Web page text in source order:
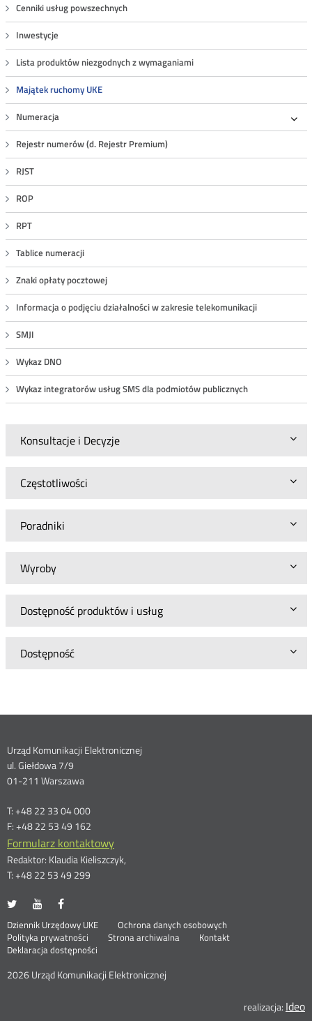
Cenniki usług powszechnych
Inwestycje
Lista produktów niezgodnych z wymaganiami
Majątek ruchomy UKE
Numeracja
Rejestr numerów (d. Rejestr Premium)
RJST
ROP
RPT
Tablice numeracji
Znaki opłaty pocztowej
Informacja o podjęciu działalności w zakresie telekomunikacji
SMJI
Wykaz DNO
Wykaz integratorów usług SMS dla podmiotów publicznych
Konsultacje i Decyzje
Częstotliwości
Poradniki
Wyroby
Dostępność produktów i usług
Dostępność
Dane
kontaktowe
Urząd Komunikacji Elektronicznej
ul. Giełdowa 7/9
01-211 Warszawa
T: +48 22 33 04 000
F: +48 22 53 49 162
Formularz kontaktowy
Redaktor: Klaudia Kieliszczyk,
T: +48 22 53 49 299
UKE
portalu
Twitter
Otwórz
nowym
oknie
UKE
portalu
Youtube
Otwórz
nowym
oknie
portalu
Facebook
nowym
oknie
Stopka
menu
Dziennik Urzędowy UKE Otwórz
Ochrona danych osobowych
Polityka prywatności
Otwórz
w
oknie
Strona archiwalna
Kontakt
Deklaracja dostępności
2026 Urząd Komunikacji Elektronicznej
realizacja: Ideo